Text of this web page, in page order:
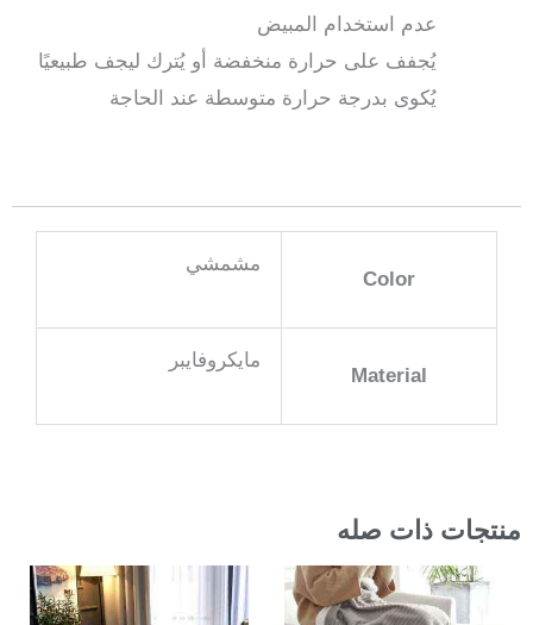
عدم استخدام المبيض
يُجفف على حرارة منخفضة أو يُترك ليجف طبيعيًا
يُكوى بدرجة حرارة متوسطة عند الحاجة
Color
مشمشي
Material
مايكروفايبر
منتجات ذات صله